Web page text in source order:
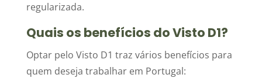
regularizada.
Quais os benefícios do Visto D1?
Optar pelo Visto D1 traz vários benefícios para
quem deseja trabalhar em Portugal: